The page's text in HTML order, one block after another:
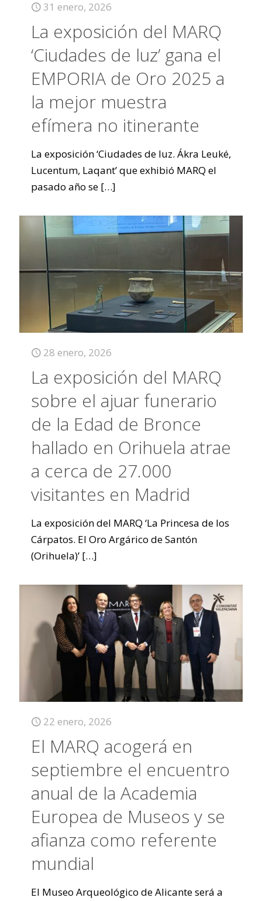
31 enero, 2026
La exposición del MARQ
‘Ciudades de luz’ gana el
EMPORIA de Oro 2025 a
la mejor muestra
efímera no itinerante
La exposición ‘Ciudades de luz. Ákra Leuké,
Lucentum, Laqant’ que exhibió MARQ el
pasado año se […]
28 enero, 2026
La exposición del MARQ
sobre el ajuar funerario
de la Edad de Bronce
hallado en Orihuela atrae
a cerca de 27.000
visitantes en Madrid
La exposición del MARQ ‘La Princesa de los
Cárpatos. El Oro Argárico de Santón
(Orihuela)’ […]
22 enero, 2026
El MARQ acogerá en
septiembre el encuentro
anual de la Academia
Europea de Museos y se
afianza como referente
mundial
El Museo Arqueológico de Alicante será a